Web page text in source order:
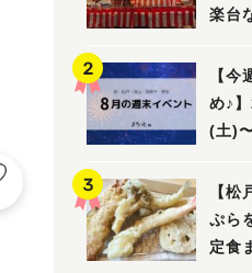
楽台
【今
め♪
(土)
【
ぷら
定食